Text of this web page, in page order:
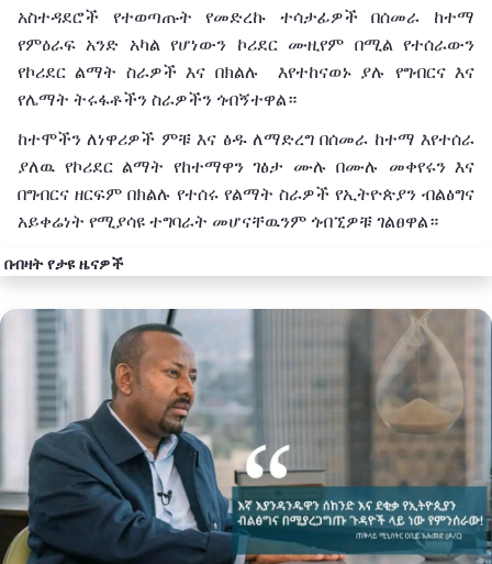
አስተዳደሮች የተወጣጡት የመድረኩ ተሳታፊዎች በሰመራ ከተማ
የምዕራፍ አንድ አካል የሆነውን ኮሪደር ሙዚየም በሚል የተሰራውን
የኮሪደር ልማት ስራዎች እና በክልሉ እየተከናወኑ ያሉ የግብርና እና
የሌማት ትሩፋቶችን ስራዎችን ጎብኝተዋል።
ከተሞችን ለነዋሪዎች ምቹ እና ፅዱ ለማድረግ በሰመራ ከተማ እየተሰራ
ያለዉ የኮሪደር ልማት የከተማዋን ገፅታ ሙሉ በሙሉ መቀየሩን እና
በግብርና ዘርፍም በክልሉ የተሰሩ የልማት ስራዎች የኢትዮጵያን ብልፅግና
አይቀሬነት የሚያሳዩ ተግባራት መሆናቸዉንም ጎብኚዎቹ ገልፀዋል።
በብዛት የታዩ ዜናዎች